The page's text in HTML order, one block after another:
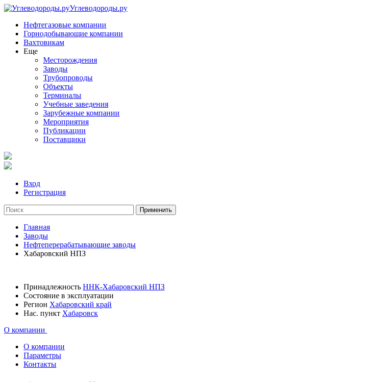
Углеводороды.ру
Нефтегазовые компании
Горнодобывающие компании
Вахтовикам
Еще
Месторождения
Заводы
Трубопроводы
Объекты
Терминалы
Учебные заведения
Зарубежные компании
Мероприятия
Публикации
Поставщики
Вход
Регистрация
Главная
Заводы
Нефтеперерабатывающие заводы
Хабаровский НПЗ
Принадлежность ННК-Хабаровский НПЗ
Состояние в эксплуатации
Регион Хабаровский край
Нас. пункт Хабаровск
О компании
О компании
Параметры
Контакты